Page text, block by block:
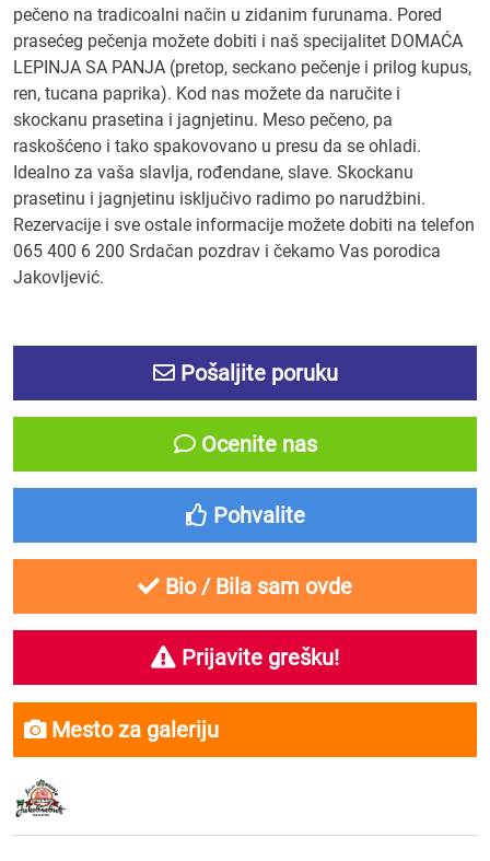
pečeno na tradicoalni način u zidanim furunama. Pored
prasećeg pečenja možete dobiti i naš specijalitet DOMAĆA
LEPINJA SA PANJA (pretop, seckano pečenje i prilog kupus,
ren, tucana paprika). Kod nas možete da naručite i
skockanu prasetina i jagnjetinu. Meso pečeno, pa
raskošćeno i tako spakovovano u presu da se ohladi.
Idealno za vaša slavlja, rođendane, slave. Skockanu
prasetinu i jagnjetinu isključivo radimo po narudžbini.
Rezervacije i sve ostale informacije možete dobiti na telefon
065 400 6 200 Srdačan pozdrav i čekamo Vas porodica
Jakovljević.
Pošaljite poruku
Ocenite nas
Pohvalite
Bio / Bila sam ovde
Prijavite grešku!
Mesto za galeriju